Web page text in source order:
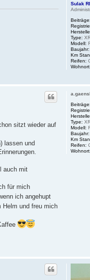
Sulak
Beiträge:
Type:
Modell:
Baujahr:
Km
Reifen:
Wohnort:
Beiträge:
Type:
Modell:
Baujahr:
Km
Reifen:
Wohnort:
sitzt wieder auf
lassen und
auch mit
für mich
ich angehupt
Helm und freu mich